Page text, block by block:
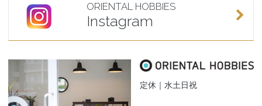
ORIENTAL HOBBIES
Instagram
定休｜水土日祝